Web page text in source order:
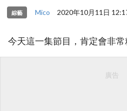
綜藝 Mico 2020年10月11日
今天這一集節目，肯定會非常
廣告